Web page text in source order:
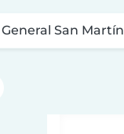
San Martín